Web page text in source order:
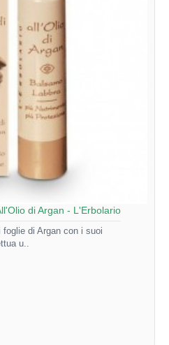
di Argan - L'Erbolario
foglie di Argan con i suoi
u..